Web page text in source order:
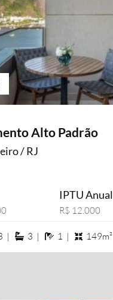
Alto Padrão
/ RJ
IPTU Anual
R$ 12.000
| 3 suítes
3 | 1 banheiros
1 | 149m²